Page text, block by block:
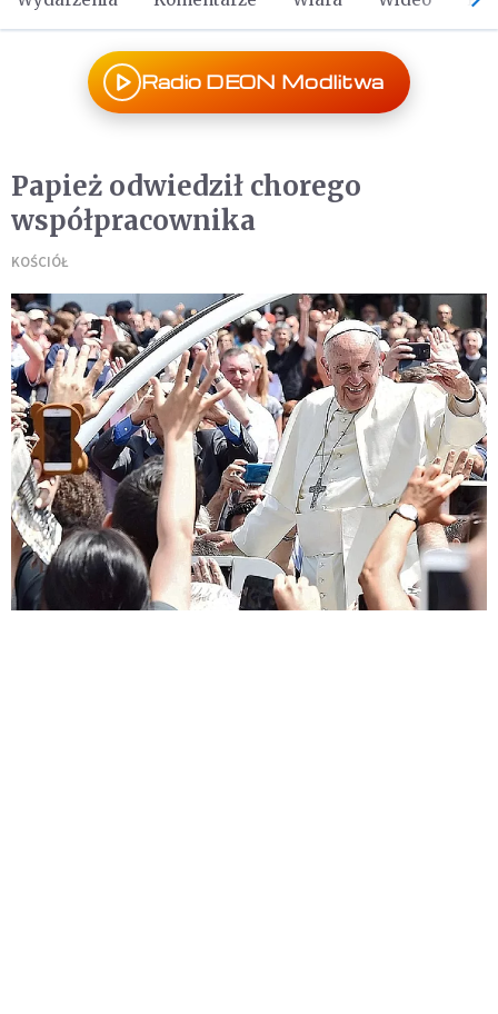
Radio DEON Modlitwa
Papież odwiedził chorego
współpracownika
KOŚCIÓŁ